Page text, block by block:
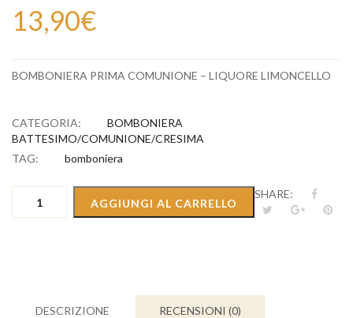
13,90€
BOMBONIERA PRIMA COMUNIONE – LIQUORE LIMONCELLO
CATEGORIA:
BOMBONIERA
BATTESIMO/COMUNIONE/CRESIMA
TAG:
bomboniera
PRIMA
AGGIUNGI AL CARRELLO
SHARE:
DESCRIZIONE RECENSIONI (0)